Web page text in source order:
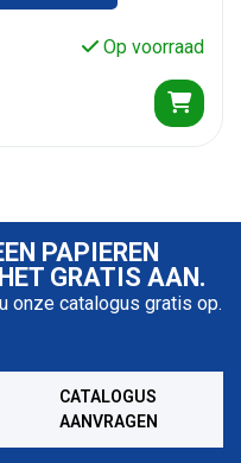
Op voorraad
PAPIEREN
GRATIS AAN.
onze catalogus gratis op.
CATALOGUS
AANVRAGEN